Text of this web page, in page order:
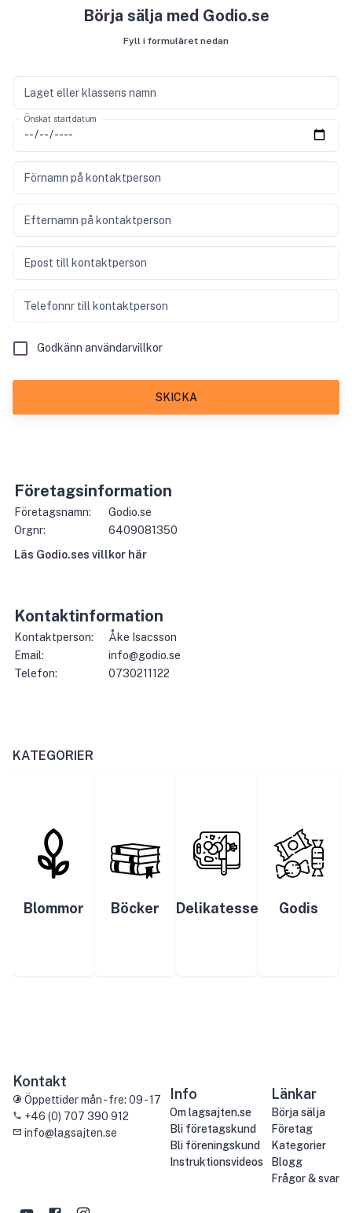
Börja sälja med Godio.se
Fyll i formuläret nedan
Laget eller klassens namn
Önskat startdatum
Förnamn på kontaktperson
Efternamn på kontaktperson
Epost till kontaktperson
Telefonnr till kontaktperson
Godkänn användarvillkor
SKICKA
Företagsinformation
Företagsnamn:
Godio.se
Orgnr:
6409081350
Läs Godio.ses villkor här
Kontaktinformation
Kontaktperson:
Åke Isacsson
Email:
info@godio.se
Telefon:
0730211122
KATEGORIER
Blommor Böcker Delikatesser Godis
Kontakt
Öppettider mån - fre: 09 - 17
+46 (0) 707 390 912
info@lagsajten.se
Info
Om lagsajten.se
Bli företagskund
Bli föreningskund
Instruktionsvideos
Länkar
Börja sälja
Företag
Kategorier
Blogg
Frågor & svar